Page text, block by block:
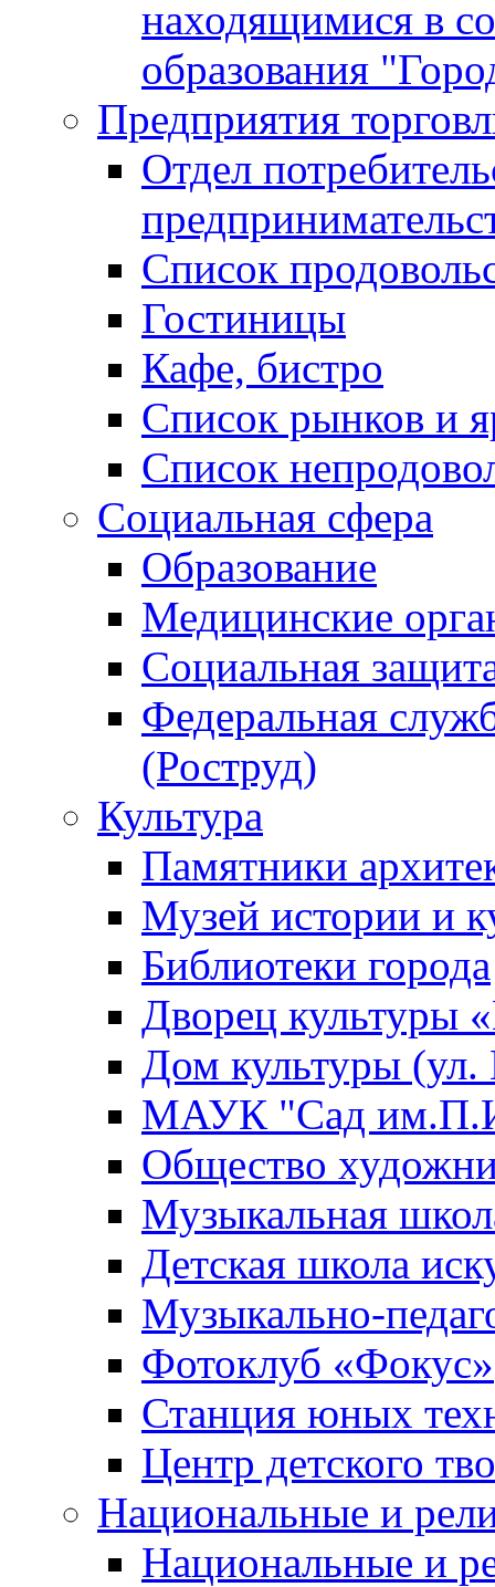
находящимися в
образования
Предприятия
Отдел
Список
Гостиницы
Кафе, бистро
Cписок рынков и
Список
Социальная сфера
Образование
Медицинские
Социальная
Федеральная
(Роструд)
Культура
Памятники
Музей истории и
Библиотеки города
Дворец культуры
Дом культуры (ул.
МАУК "Сад
Общество
Музыкальная
Детская школа
Музыкально-
Фотоклуб «Фокус»
Станция юных
Центр детского
Национальные и
Национальные и